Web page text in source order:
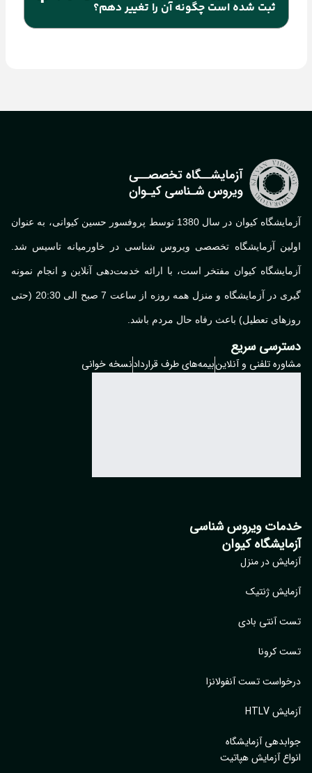
دهنده هویت او می باشد. هر گونه تغییر در این اطلاعات
فقط با اجازه مدیریت و توسط پشتیبانی سامانه انجام
ثبت شده است چگونه آن را تغییر دهم؟
آزمایشگاه کیوان در سال 1380 توسط پروفسور حسین کیوانی، به عنوان
اولین آزمایشگاه تخصصی ویروس شناسی در خاورمیانه تاسیس شد.
آزمایشگاه کیوان مفتخر است، با ارائه خدمت‌دهی آنلاین و انجام نمونه
گیری در آزمایشگاه و منزل همه روزه از ساعت 7 صبح الی 20:30 (حتی
روزهای تعطیل) باعث رفاه حال مردم باشد.
دسترسی سریع
مشاوره تلفنی و آنلاینبیمه‌های طرف قراردادنسخه خوانی
خدمات ویروس شناسی
آزمایشگاه کیوان
آزمایش در منزل
آزمایش ژنتیک
تست آنتی بادی
تست کرونا
درخواست تست آنفولانزا
آزمایش HTLV
جوابدهی آزمایشگاه
انواع آزمایش هپاتیت